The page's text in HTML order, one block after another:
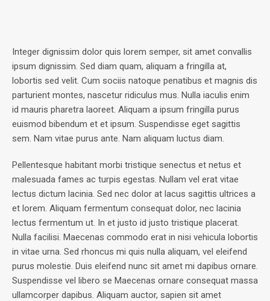
Integer dignissim dolor quis lorem semper, sit amet convallis
ipsum dignissim. Sed diam quam, aliquam a fringilla at,
lobortis sed velit. Cum sociis natoque penatibus et magnis dis
parturient montes, nascetur ridiculus mus. Nulla iaculis enim
id mauris pharetra laoreet. Aliquam a ipsum fringilla purus
euismod bibendum et et ipsum. Suspendisse eget sagittis
sem. Nam vitae purus ante. Nam aliquam luctus diam.
Pellentesque habitant morbi tristique senectus et netus et
malesuada fames ac turpis egestas. Nullam vel erat vitae
lectus dictum lacinia. Sed nec dolor at lacus sagittis ultrices a
et lorem. Aliquam fermentum consequat dolor, nec lacinia
lectus fermentum ut. In et justo id justo tristique placerat.
Nulla facilisi. Maecenas commodo erat in nisi vehicula lobortis
in vitae urna. Sed rhoncus mi quis nulla aliquam, vel eleifend
purus molestie. Duis eleifend nunc sit amet mi dapibus ornare.
Suspendisse vel libero se Maecenas ornare consequat massa
ullamcorper dapibus. Aliquam auctor, sapien sit amet